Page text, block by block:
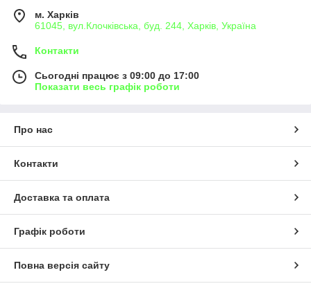
м. Харків
61045, вул.Клочківська, буд. 244, Харків, Україна
Контакти
Сьогодні працює з 09:00 до 17:00
Показати весь графік роботи
Про нас
Контакти
Доставка та оплата
Графік роботи
Повна версія сайту